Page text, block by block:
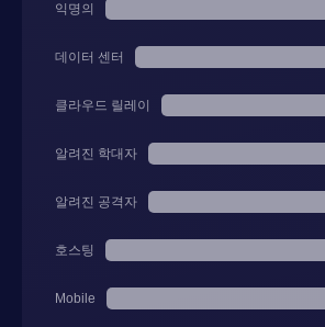
익명의
데이터 센터
클라우드 릴레이
알려진 학대자
알려진 공격자
호스팅
Mobile